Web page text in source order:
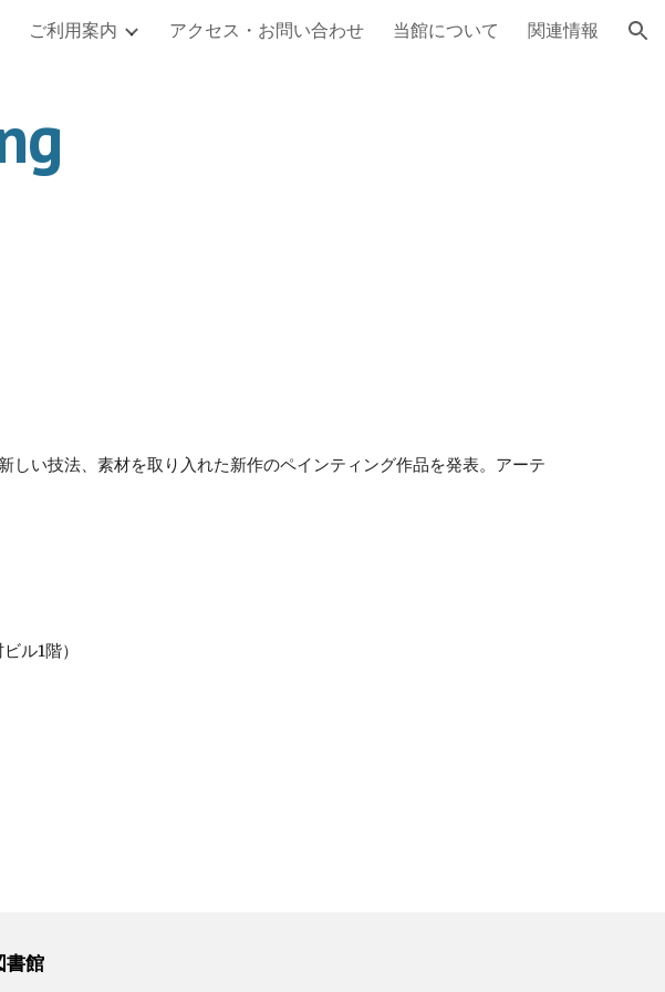
Skip to navigation
ご利用案内 アクセス・お問い合わせ 当館について 関連情報
い技法、素材を取り入れた新作のペインティング作品を発表。アーテ
ル1階）
館